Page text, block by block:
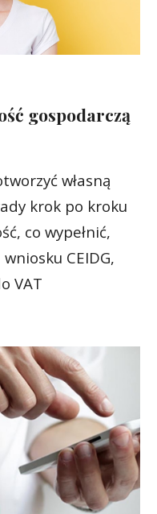
gospodarczą
własną
krok po kroku
co wypełnić,
CEIDG,
VAT